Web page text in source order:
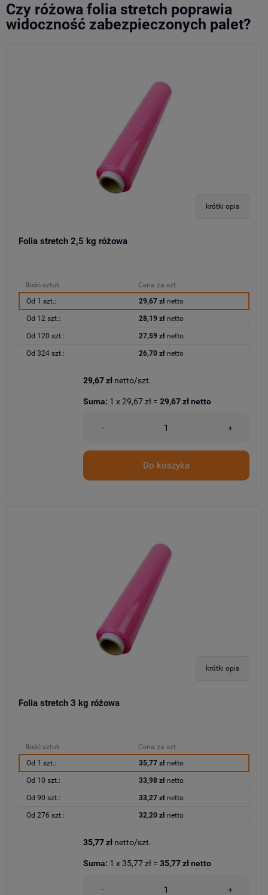
Czy różowa folia stretch poprawia
widoczność zabezpieczonych palet?
krótki opis
Folia stretch 2,5 kg różowa
Ilość sztuk
Cena za szt.
Od 1 szt.:
29,67 złnetto
Od 12 szt.: 28,19 złnetto
Od 120 szt.: 27,59 złnetto
Od 324 szt.: 26,70 złnetto
29,67 zł netto/szt.
- +
Do koszyka
Suma: 1 x29,67 zł = 29,67 złnetto
krótki opis
Folia stretch 3 kg różowa
Ilość sztuk
Cena za szt.
Od 1 szt.:
35,77 złnetto
Od 10 szt.: 33,98 złnetto
Od 90 szt.: 33,27 złnetto
Od 276 szt.: 32,20 złnetto
35,77 zł netto/szt.
- +
Suma: 1 x35,77 zł = 35,77 złnetto